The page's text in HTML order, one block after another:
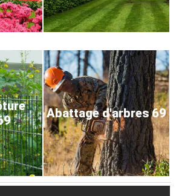
Abattage d'arbres 69